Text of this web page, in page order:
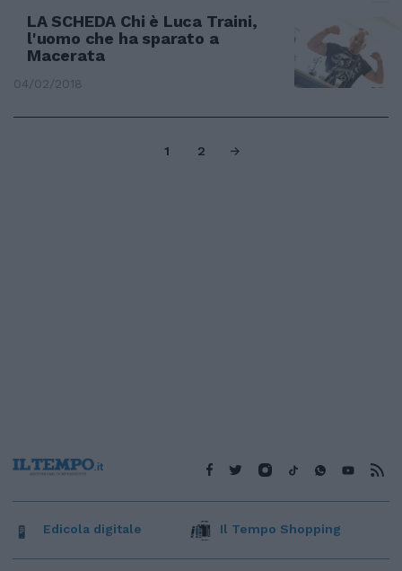
LA SCHEDA Chi è Luca Traini,
l'uomo che ha sparato a
Macerata
04/02/2018
1 2
Edicola digitale Il Tempo Shopping